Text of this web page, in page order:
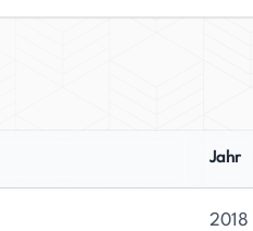
Jahr
2018